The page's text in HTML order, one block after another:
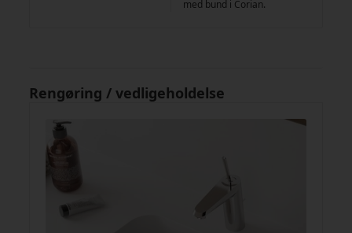
med bund i Corian.
Rengøring / vedligeholdelse